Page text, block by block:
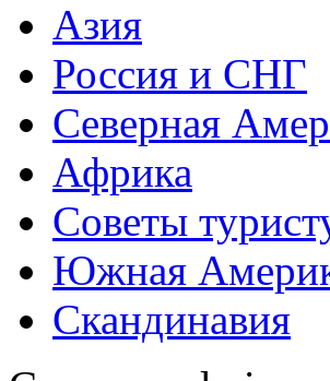
Азия
Россия и СНГ
Северная
Африка
Советы
Южная
Скандинавия